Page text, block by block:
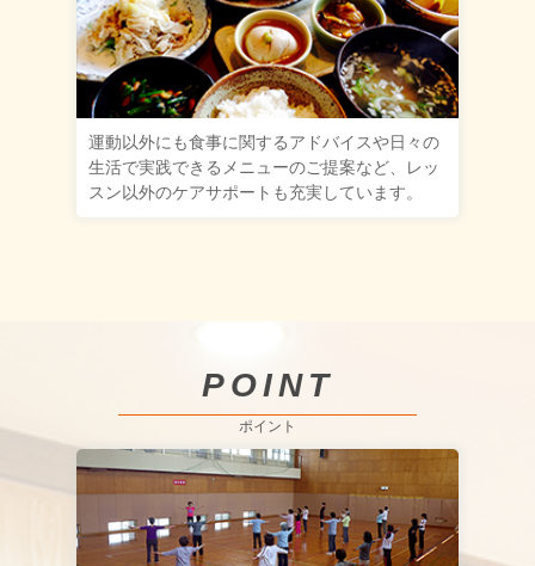
運動以外にも食事に関するアドバイスや日々の
生活で実践できるメニューのご提案など、レッ
スン以外のケアサポートも充実しています。
POINT
ポイント